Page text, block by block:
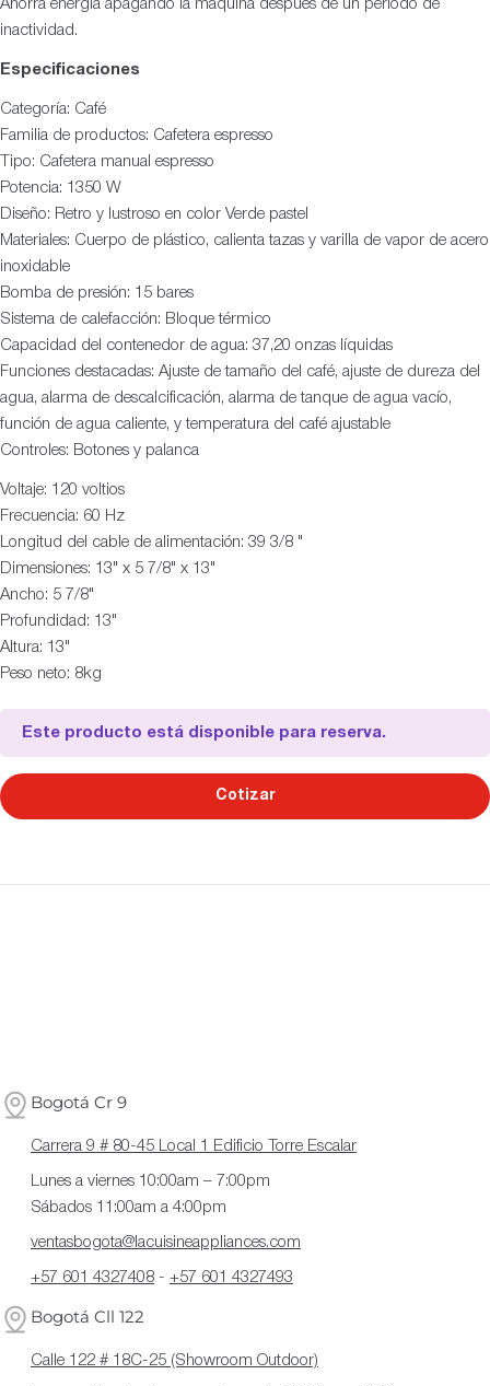
Ahorra energía apagando la máquina después de un período de
inactividad.
Especificaciones
Categoría: Café
Familia de productos: Cafetera espresso
Tipo: Cafetera manual espresso
Potencia: 1350 W
Diseño: Retro y lustroso en color Verde pastel
Materiales: Cuerpo de plástico, calienta tazas y varilla de vapor de acero
inoxidable
Bomba de presión: 15 bares
Sistema de calefacción: Bloque térmico
Capacidad del contenedor de agua: 37,20 onzas líquidas
Funciones destacadas: Ajuste de tamaño del café, ajuste de dureza del
agua, alarma de descalcificación, alarma de tanque de agua vacío,
función de agua caliente, y temperatura del café ajustable
Controles: Botones y palanca
Voltaje: 120 voltios
Frecuencia: 60 Hz
Longitud del cable de alimentación: 39 3/8 "
Dimensiones: 13" x 5 7/8" x 13"
Ancho: 5 7/8"
Profundidad: 13"
Altura: 13"
Peso neto: 8kg
Este producto está disponible para reserva.
Cotizar
Bogotá Cr 9
Carrera 9 # 80-45 Local 1 Edificio Torre Escalar
Lunes a viernes 10:00am – 7:00pm
Sábados 11:00am a 4:00pm
ventasbogota@lacuisineappliances.com
+57 601 4327408 - +57 601 4327493
Bogotá Cll 122
Calle 122 # 18C-25 (Showroom Outdoor)